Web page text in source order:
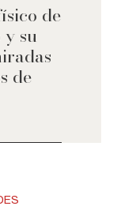
de
su
de